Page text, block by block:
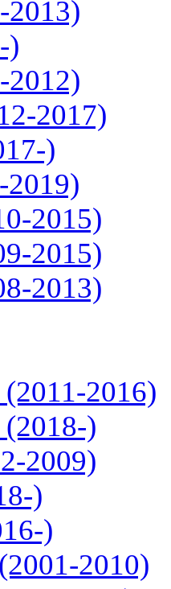
2013)
)
2012)
2017)
)
2019)
2015)
2015)
2013)
(2011-2016)
(2018-)
2009)
)
)
2010)